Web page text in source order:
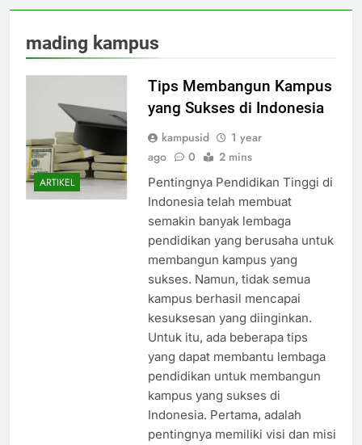
mading kampus
ARTIKEL
Tips Membangun Kampus
yang Sukses di Indonesia
kampusid
1 year
ago
0 2 mins
Pentingnya Pendidikan Tinggi di
Indonesia telah membuat
semakin banyak lembaga
pendidikan yang berusaha untuk
membangun kampus yang
sukses. Namun, tidak semua
kampus berhasil mencapai
kesuksesan yang diinginkan.
Untuk itu, ada beberapa tips
yang dapat membantu lembaga
pendidikan untuk membangun
kampus yang sukses di
Indonesia. Pertama, adalah
pentingnya memiliki visi dan misi